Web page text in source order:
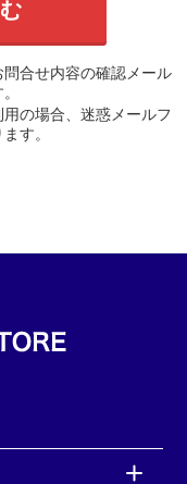
合せ内容の確認メール
の場合、迷惑メールフ
す。